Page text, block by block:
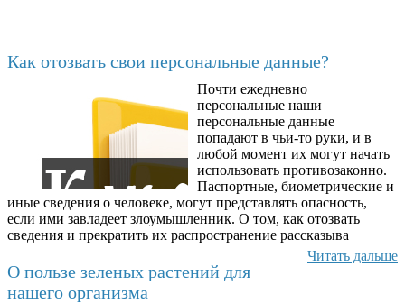
Как отозвать свои персональные данные?
Почти ежедневно
персональные наши
персональные данные
попадают в чьи-то руки, и в
любой момент их могут начать
использовать противозаконно.
Паспортные, биометрические и
иные сведения о человеке, могут представлять опасность,
если ими завладеет злоумышленник. О том, как отозвать
сведения и прекратить их распространение рассказыва
Читать дальше
О пользе зеленых растений для
нашего организма